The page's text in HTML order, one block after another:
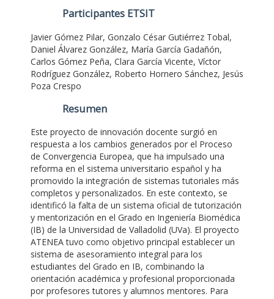
Participantes ETSIT
Javier Gómez Pilar, Gonzalo César Gutiérrez Tobal,
Daniel Álvarez González, María García Gadañón,
Carlos Gómez Peña, Clara García Vicente, Víctor
Rodríguez González, Roberto Hornero Sánchez, Jesús
Poza Crespo
Resumen
Este proyecto de innovación docente surgió en
respuesta a los cambios generados por el Proceso
de Convergencia Europea, que ha impulsado una
reforma en el sistema universitario español y ha
promovido la integración de sistemas tutoriales más
completos y personalizados. En este contexto, se
identificó la falta de un sistema oficial de tutorización
y mentorización en el Grado en Ingeniería Biomédica
(IB) de la Universidad de Valladolid (UVa). El proyecto
ATENEA tuvo como objetivo principal establecer un
sistema de asesoramiento integral para los
estudiantes del Grado en IB, combinando la
orientación académica y profesional proporcionada
por profesores tutores y alumnos mentores. Para